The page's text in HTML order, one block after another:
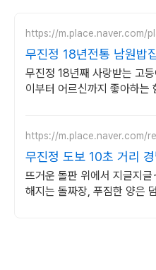
https://m.place.naver.com/
무진정 18년전통 남원밥
는 고등어조림
무진정 18년째 사랑받는 고
이부터 어르신까지 좋아하는
https://m.place.naver.com/
무진정 도보 10초 거리
무진정돌짜장
뜨거운 돌판 위에서 지글지글
해지는 돌짜장, 푸짐한 양은